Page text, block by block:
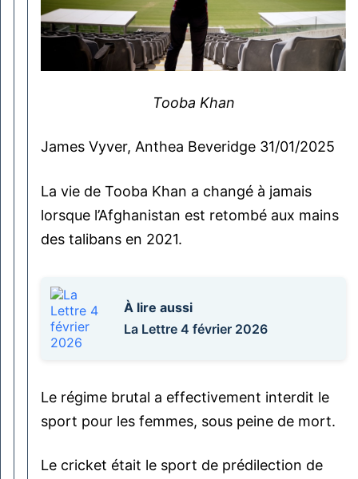
Tooba Khan
James Vyver, Anthea Beveridge 31/01/2025
La vie de Tooba Khan a changé à jamais
lorsque l’Afghanistan est retombé aux mains
des talibans en 2021.
À lire aussi
La Lettre 4 février 2026
Le régime brutal a effectivement interdit le
sport pour les femmes, sous peine de mort.
Le cricket était le sport de prédilection de